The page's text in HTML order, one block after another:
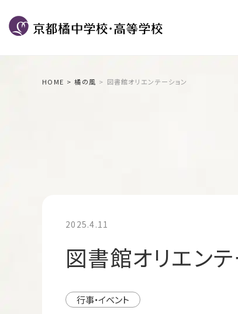
HOME 橘の風 図書館オリエンテーション
2025.4.11
図書館オリエン
行事・イベント